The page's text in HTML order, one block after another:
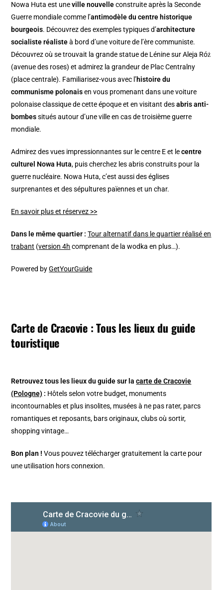
Nowa Huta est uneville nouvelleconstruite après la Seconde
Guerre mondiale comme l’antimodèle du centre historique
bourgeois. Découvrez des exemples typiques d’architecture
socialiste réalisteà bord d’une voiture de l’ère communiste.
Découvrez où se trouvait la grande statue de Lénine sur Aleja Róż
(avenue des roses) et admirez la grandeur de Plac Centralny
(place centrale). Familiarisez-vous avec l’histoire du
communisme polonaisen vous promenant dans une voiture
polonaise classique de cette époque et en visitant desabris anti-
bombessitués autour d’une ville en cas de troisième guerre
mondiale.
Admirez des vues impressionnantes sur le centre E et lecentre
culturel Nowa Huta, puis cherchez les abris construits pour la
guerre nucléaire. Nowa Huta, c’est aussi des églises
surprenantes et des sépultures païennes et un char.
En savoir plus et réservez >>
Dans le même quartier :Tour alternatif dans le quartier réalisé en
trabant (version 4h comprenant de la wodka en plus…).
Powered byGetYourGuide
Carte de Cracovie : Tous les lieux du guide
touristique
Retrouvez tous les lieux du guide sur lacarte de Cracovie
(Pologne) : Hôtels selon votre budget, monuments
incontournables et plus insolites, musées à ne pas rater, parcs
romantiques et reposants, bars originaux, clubs où sortir,
shopping vintage…
Bon plan ! Vous pouvez télécharger gratuitement la carte pour
une utilisation hors connexion.